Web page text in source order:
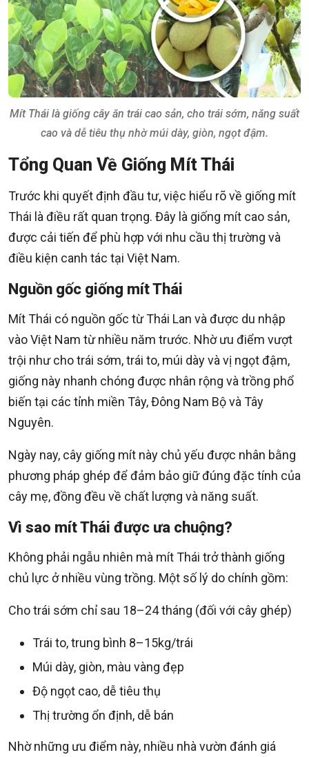
Mít Thái là giống cây ăn trái cao sản, cho trái sớm, năng suất
cao và dễ tiêu thụ nhờ múi dày, giòn, ngọt đậm.
Tổng Quan Về Giống Mít Thái
Trước khi quyết định đầu tư, việc hiểu rõ về giống mít
Thái là điều rất quan trọng. Đây là giống mít cao sản,
được cải tiến để phù hợp với nhu cầu thị trường và
điều kiện canh tác tại Việt Nam.
Nguồn gốc giống mít Thái
Mít Thái có nguồn gốc từ Thái Lan và được du nhập
vào Việt Nam từ nhiều năm trước. Nhờ ưu điểm vượt
trội như cho trái sớm, trái to, múi dày và vị ngọt đậm,
giống này nhanh chóng được nhân rộng và trồng phổ
biến tại các tỉnh miền Tây, Đông Nam Bộ và Tây
Nguyên.
Ngày nay, cây giống mít này chủ yếu được nhân bằng
phương pháp ghép để đảm bảo giữ đúng đặc tính của
cây mẹ, đồng đều về chất lượng và năng suất.
Vì sao mít Thái được ưa chuộng?
Không phải ngẫu nhiên mà mít Thái trở thành giống
chủ lực ở nhiều vùng trồng. Một số lý do chính gồm:
Cho trái sớm chỉ sau 18–24 tháng (đối với cây ghép)
Trái to, trung bình 8–15kg/trái
Múi dày, giòn, màu vàng đẹp
Độ ngọt cao, dễ tiêu thụ
Thị trường ổn định, dễ bán
Nhờ những ưu điểm này, nhiều nhà vườn đánh giá